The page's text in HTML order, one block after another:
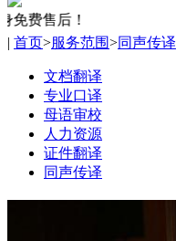
费售后！
| 首页>服务范围>同声传译
文档翻译
专业口译
母语审校
人力资源
证件翻译
同声传译